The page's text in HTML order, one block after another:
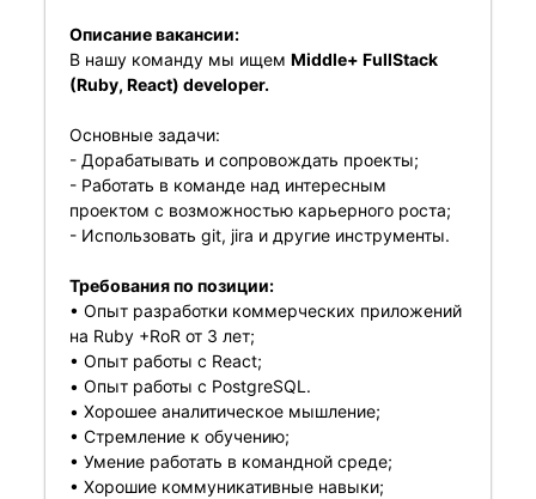
Описание вакансии:
В нашу команду мы ищем Middle+ FullStack
(Ruby, React) developer.
Основные задачи:
- Дорабатывать и сопровождать проекты;
- Работать в команде над интересным
проектом c возможностью карьерного роста;
- Использовать git, jira и другие инструменты.
Требования по позиции:
• Опыт разработки коммерческих приложений
на Ruby +RoR от 3 лет;
• Опыт работы с React;
• Опыт работы с PostgreSQL.
• Хорошее аналитическое мышление;
• Стремление к обучению;
• Умение работать в командной среде;
• Хорошие коммуникативные навыки;